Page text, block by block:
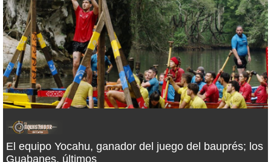
El equipo Yocahu, ganador del juego del bauprés; los
Guabanes, últimos